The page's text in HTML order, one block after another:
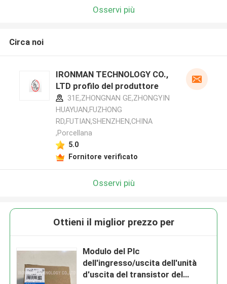
Osservi più
Circa noi
IRONMAN TECHNOLOGY CO.,
LTD profilo del produttore
31E,ZHONGNAN GE,ZHONGYIN
HUAYUAN,FUZHONG
RD,FUTIAN,SHENZHEN,CHINA
,Porcellana
5.0
Fornitore verificato
Osservi più
Ottieni il miglior prezzo per
Modulo del Plc
dell'ingresso/uscita dell'unità
d'uscita del transistor del